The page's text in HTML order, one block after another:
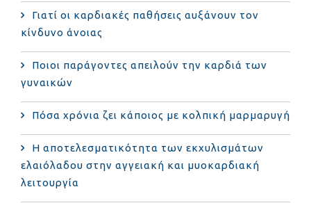
Γιατί οι καρδιακές παθήσεις αυξάνουν τον
κίνδυνο άνοιας
Ποιοι παράγοντες απειλούν την καρδιά των
γυναικών
Πόσα χρόνια ζει κάποιος με κολπική μαρμαρυγή
Η αποτελεσματικότητα των εκχυλισμάτων
ελαιόλαδου στην αγγειακή και μυοκαρδιακή
λειτουργία